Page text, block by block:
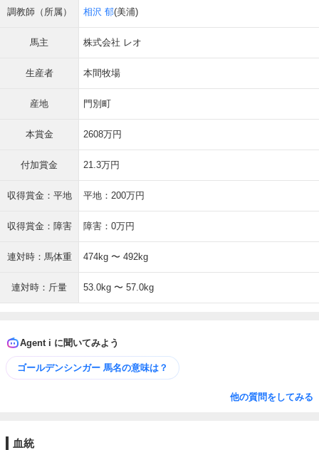
調教師（所属） 相沢 郁(美浦)
馬主 株式会社 レオ
生産者 本間牧場
産地 門別町
本賞金 2608万円
付加賞金 21.3万円
収得賞金：平地 平地：200万円
収得賞金：障害 障害：0万円
連対時：馬体重 474kg 〜 492kg
連対時：斤量 53.0kg 〜 57.0kg
Agent i に聞いてみよう
ゴールデンシンガー 馬名の意味は？
他の質問をしてみる
血統